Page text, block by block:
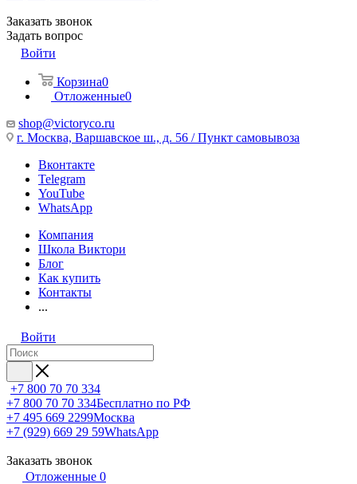
Заказать звонок
Задать вопрос
Войти
Корзина0
Отложенные0
shop@victoryco.ru
г. Москва, Варшавское ш., д. 56 / Пункт самовывоза
Вконтакте
Telegram
YouTube
WhatsApp
Компания
Школа Виктори
Блог
Как купить
Контакты
...
Войти
+7 800 70 70 334
+7 800 70 70 334Бесплатно по РФ
+7 495 669 2299Москва
+7 (929) 669 29 59WhatsApp
Заказать звонок
Отложенные 0